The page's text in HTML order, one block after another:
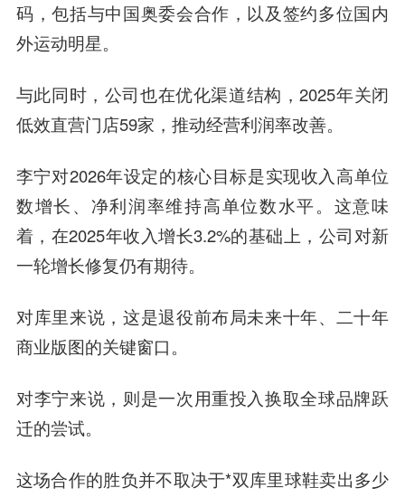
码，包括与中国奥委会合作，以及签约多位国内
外运动明星。
与此同时，公司也在优化渠道结构，2025年关闭
低效直营门店59家，推动经营利润率改善。
李宁对2026年设定的核心目标是实现收入高单位
数增长、净利润率维持高单位数水平。这意味
着，在2025年收入增长3.2%的基础上，公司对新
一轮增长修复仍有期待。
对库里来说，这是退役前布局未来十年、二十年
商业版图的关键窗口。
对李宁来说，则是一次用重投入换取全球品牌跃
迁的尝试。
这场合作的胜负并不取决于*双库里球鞋卖出多少